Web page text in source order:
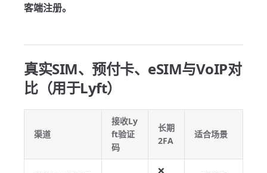
客端注册。
真实SIM、预付卡、eSIM与VoIP对
比（用于Lyft）
渠道
接收Ly
ft验证
码
长期
2FA
适合场景
❌